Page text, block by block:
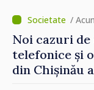
/
Noi cazuri
telefonice și
din Chișinău